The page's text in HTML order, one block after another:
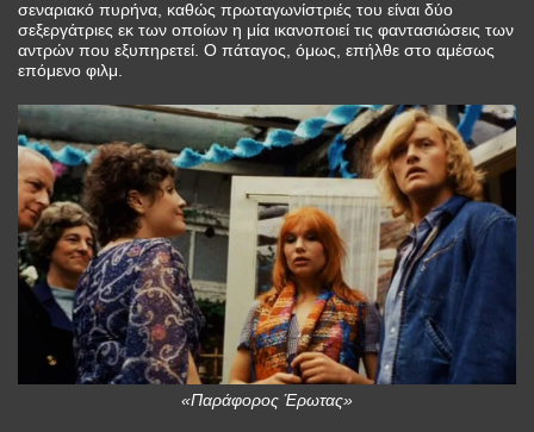
σεναριακό πυρήνα, καθώς πρωταγωνίστριές του είναι δύο
σεξεργάτριες εκ των οποίων η μία ικανοποιεί τις φαντασιώσεις των
αντρών που εξυπηρετεί. Ο πάταγος, όμως, επήλθε στο αμέσως
επόμενο φιλμ.
«Παράφορος Έρωτας»